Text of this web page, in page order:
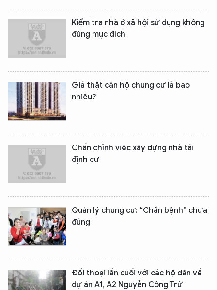
Kiểm tra nhà ở xã hội sử dụng không
đúng mục đích
Giá thật căn hộ chung cư là bao
nhiêu?
Chấn chỉnh việc xây dựng nhà tái
định cư
Quản lý chung cư: “Chẩn bệnh” chưa
đúng
Đối thoại lần cuối với các hộ dân về
dự án A1, A2 Nguyễn Công Trứ